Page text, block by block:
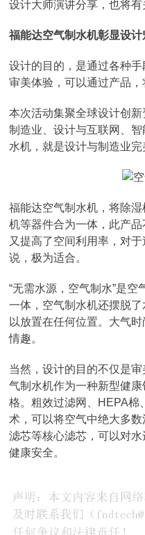
设计大师演讲分享，也将有
福能达空气制水机彰显设计
设计的目的，是通过各种
审美体验，可以通过产品，
本次活动集聚全球设计创
制造业、设计与互联网、
水机，就是设计与制造业完
福能达空气制水机，将除
机等器件合为一体，此产
又提高了空间利用率，对
说，极为适合。
“无需水源，空气制水”是
一体，空气制水机还摆脱
以放置在任何位置。大气
情趣。
当然，设计的目的不仅是
气制水机作为一种新型健
格。粗效过滤网、HEPA棉
术，可以将空气中绝大多
滤芯等核心滤芯，可以对
健康安全。